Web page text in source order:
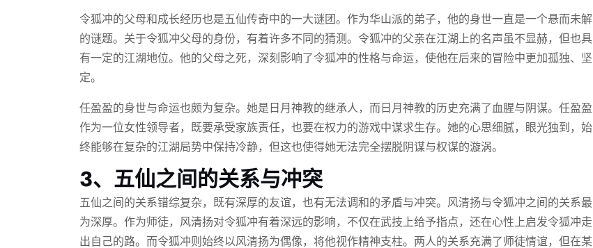
令狐冲的父母和成长经历也是五仙传奇中的一大谜团。作为华山派的弟子，他的身世一直是一个悬而未解
的谜题。关于令狐冲父母的身份，有着许多不同的猜测。令狐冲的父亲在江湖上的名声虽不显赫，但也具
有一定的江湖地位。他的父母之死，深刻影响了令狐冲的性格与命运，使他在后来的冒险中更加孤独、坚
定。
任盈盈的身世与命运也颇为复杂。她是日月神教的继承人，而日月神教的历史充满了血腥与阴谋。任盈盈
作为一位女性领导者，既要承受家族责任，也要在权力的游戏中谋求生存。她的心思细腻，眼光独到，始
终能够在复杂的江湖局势中保持冷静，但这也使得她无法完全摆脱阴谋与权谋的漩涡。
3、五仙之间的关系与冲突
五仙之间的关系错综复杂，既有深厚的友谊，也有无法调和的矛盾与冲突。风清扬与令狐冲之间的关系最
为深厚。作为师徒，风清扬对令狐冲有着深远的影响，不仅在武技上给予指点，还在心性上启发令狐冲走
出自己的路。而令狐冲则始终以风清扬为偶像，将他视作精神支柱。两人的关系充满了师徒情谊，但在某